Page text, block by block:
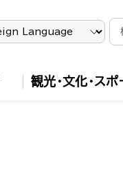
観光・文化・スポ